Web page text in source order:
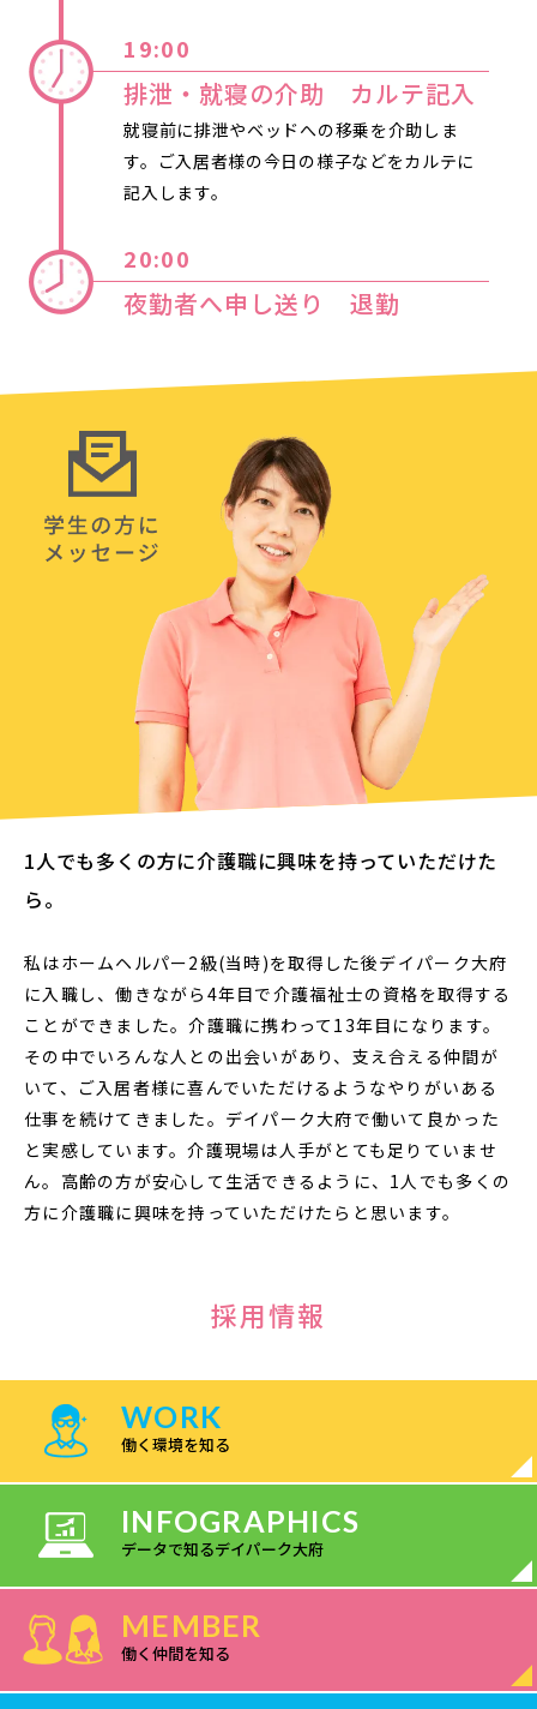
19:00
排泄・就寝の介助 カルテ記入
就寝前に排泄やベッドへの移乗を介助しま
す。ご入居者様の今日の様子などをカルテに
記入します。
20:00
夜勤者へ申し送り 退勤
1人でも多くの方に介護職に興味を持っていただけた
ら。
私はホームヘルパー2級(当時)を取得した後デイパーク大府
に入職し、働きながら4年目で介護福祉士の資格を取得する
ことができました。介護職に携わって13年目になります。
その中でいろんな人との出会いがあり、支え合える仲間が
いて、ご入居者様に喜んでいただけるようなやりがいある
仕事を続けてきました。デイパーク大府で働いて良かった
と実感しています。介護現場は人手がとても足りていませ
ん。高齢の方が安心して生活できるように、1人でも多くの
方に介護職に興味を持っていただけたらと思います。
採用情報
WORK
働く環境を知る
INFOGRAPHICS
データで知るデイパーク大府
MEMBER
働く仲間を知る